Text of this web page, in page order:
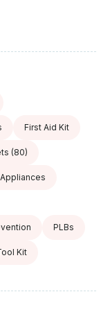
First Aid Kit
(80)
PLBs
Kit